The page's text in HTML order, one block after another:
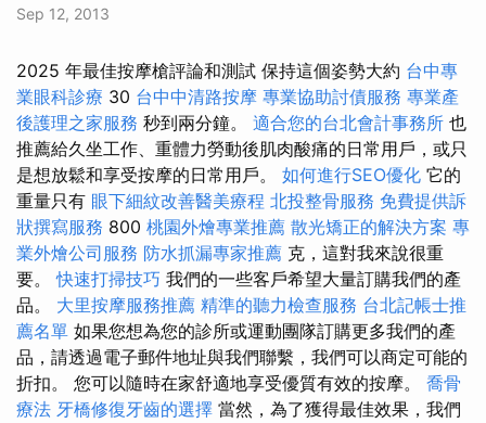
Sep 12, 2013
2025 年最佳按摩槍評論和測試 保持這個姿勢大約 台中專
業眼科診療 30 台中中清路按摩 專業協助討債服務 專業產
後護理之家服務 秒到兩分鐘。 適合您的台北會計事務所 也
推薦給久坐工作、重體力勞動後肌肉酸痛的日常用戶，或只
是想放鬆和享受按摩的日常用戶。 如何進行SEO優化 它的
重量只有 眼下細紋改善醫美療程 北投整骨服務 免費提供訴
狀撰寫服務 800 桃園外燴專業推薦 散光矯正的解決方案 專
業外燴公司服務 防水抓漏專家推薦 克，這對我來說很重
要。快速打掃技巧 我們的一些客戶希望大量訂購我們的產
品。 大里按摩服務推薦 精準的聽力檢查服務 台北記帳士推
薦名單 如果您想為您的診所或運動團隊訂購更多我們的產
品，請透過電子郵件地址與我們聯繫，我們可以商定可能的
折扣。 您可以隨時在家舒適地享受優質有效的按摩。 喬骨
療法 牙橋修復牙齒的選擇 當然，為了獲得最佳效果，我們